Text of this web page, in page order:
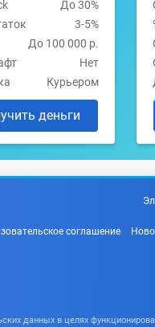
До 30%
3-5%
До 100 000 р.
Нет
Курьером
деньги
соглашение
данных в целях